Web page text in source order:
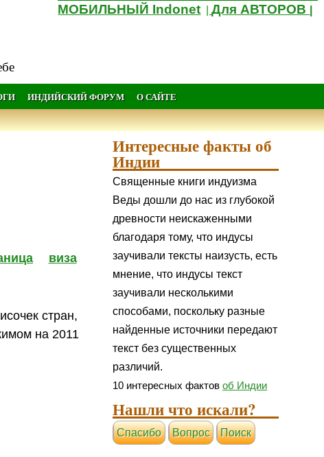
МОБИЛЬНЫЙ Indonet |Для АВТОРОВ
ИНДИЙСКИЙ ФОРУМ О САЙТЕ
виза
стран,
на 2011
Интересные факты об
Индии
Священные книги индуизма
Веды дошли до нас из глубокой
древности неискаженными
благодаря тому, что индусы
заучивали тексты наизусть, есть
мнение, что индусы текст
заучивали несколькими
способами, поскольку разные
найденные источники передают
текст без существенных
различий.
10 интересных фактовоб Индии
Нашли что искали?
Cпасибо Вопрос Поиск